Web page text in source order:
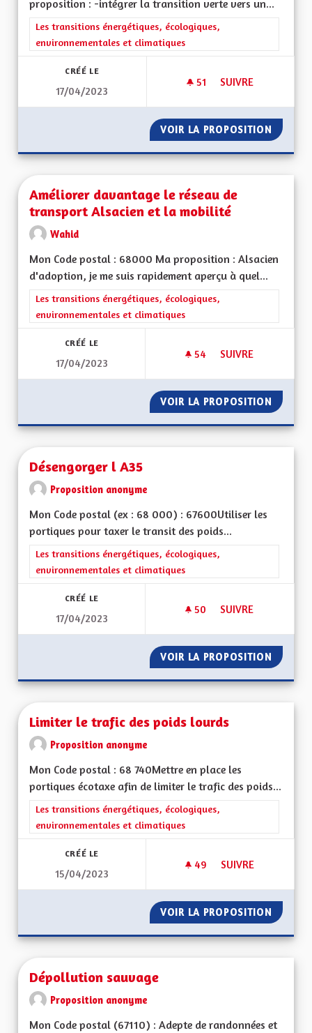
proposition : -intégrer la transition verte vers un...
Filtrer les résultats de la catégorie : Les transitions
Les transitions énergétiques, écologiques,
environnementales et climatiques
CRÉÉ LE
17/04/2023
51 51 ABONNÉS
SUIVRE
VOIR LA PROPOSITION
Améliorer davantage le réseau de
transport Alsacien et la mobilité
Wahid
Mon Code postal : 68000 Ma proposition : Alsacien
d'adoption, je me suis rapidement aperçu à quel...
Filtrer les résultats de la catégorie : Les transitions
Les transitions énergétiques, écologiques,
environnementales et climatiques
CRÉÉ LE
17/04/2023
54 54 ABONNÉS
SUIVRE
VOIR LA PROPOSITION
Désengorger l A35
Proposition anonyme
Mon Code postal (ex : 68 000) : 67600Utiliser les
portiques pour taxer le transit des poids...
Filtrer les résultats de la catégorie : Les transitions
Les transitions énergétiques, écologiques,
environnementales et climatiques
CRÉÉ LE
17/04/2023
50 50 ABONNÉS
SUIVRE
VOIR LA PROPOSITION
Limiter le trafic des poids lourds
Proposition anonyme
Mon Code postal : 68 740Mettre en place les
portiques écotaxe afin de limiter le trafic des poids...
Filtrer les résultats de la catégorie : Les transitions
Les transitions énergétiques, écologiques,
environnementales et climatiques
CRÉÉ LE
15/04/2023
49 49 ABONNÉS
SUIVRE
VOIR LA PROPOSITION
Dépollution sauvage
Proposition anonyme
Mon Code postal (67110) : Adepte de randonnées et